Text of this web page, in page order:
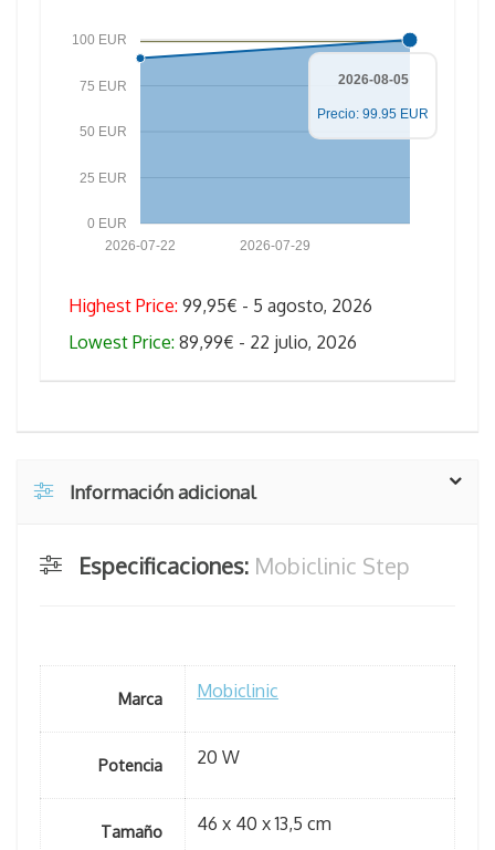
0 EUR
25 EUR
50 EUR
75 EUR
100 EUR
2026-07-29
2026-07-22
2026-08-05
Precio: 99.95 EUR
Highest Price: 99,95€ - 5 agosto, 2026
Lowest Price: 89,99€ - 22 julio, 2026
Información adicional
Especificaciones: Mobiclinic Step
Marca Mobiclinic
Potencia 20 W
Tamaño 46 x 40 x 13,5 cm